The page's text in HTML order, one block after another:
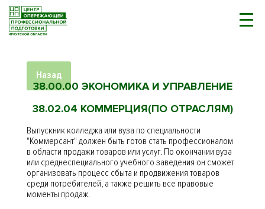
Назад
38.00.00 ЭКОНОМИКА И УПРАВЛЕНИЕ
38.02.04 КОММЕРЦИЯ(ПО ОТРАСЛЯМ)
Выпускник колледжа или вуза по специальности
"Коммерсант" должен быть готов стать профессионалом
в области продажи товаров или услуг. По окончании вуза
или среднеспециального учебного заведения он сможет
организовать процесс сбыта и продвижения товаров
среди потребителей, а также решить все правовые
моменты продаж.